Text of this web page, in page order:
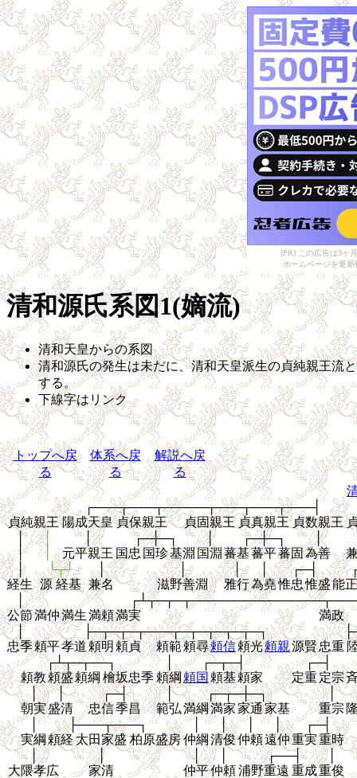
[PR] この広告は3ヶ
ホームページを更
清和源氏系図1(嫡流)
清和天皇からの系図
清和源氏の発生は未だに、清和天皇派生の貞純親王流
する。
下線字はリンク
トップへ戻
る
体系へ戻
る
解説へ戻
る
┌───┬───┬─────┬───┬───┬───┤
貞純親王 陽成天皇 貞保親王 貞固親王 貞真親王 貞数親王
│
│ │ ┌─┼─┐ │ ┌─┼─┐
│
│
│ 元平親王 国忠 国珍基淵 国淵 蕃基蕃平蕃固為善
│
└┬┘ │ │ │ │ ┌─┤
経生 源 経基 兼名 滋野善淵 雅行為堯惟忠惟盛能正
公節満仲満生満頼満実
満政
│
├─┬─┬─┬───┬─┬─┬─┬─┬─┐
忠季頼平孝道頼明 頼貞 頼範 頼尋頼信頼光頼親源賢忠重
┌┴┬─┬──┐
│ ┌─┬─┤
┌─┤
頼教 頼盛頼綱 檜坂忠季 頼綱頼国 頼基頼家 定重定宗
│
│ ┌─┤ │ ┌─┬─┼─┐
│
朝実盛清 忠信季昌 範弘満綱満家家通家基 重宗
├───┬───┐ │ │ │ │
┌─┤
実綱 頼経太田家盛 柏原盛房仲綱清俊仲頼遠仲重実重時
│
│ │ ┌──┤
│
大隈孝広
家清 仲平仲頼浦野重遠 重成重俊